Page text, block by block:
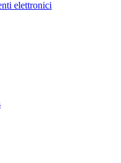
elettronici